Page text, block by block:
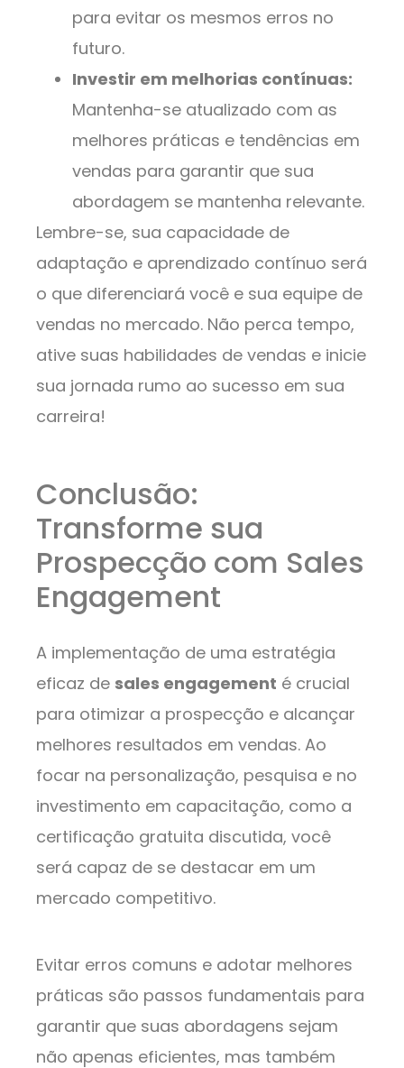
para evitar os mesmos erros no
futuro.
Investir em melhorias contínuas:
Mantenha-se atualizado com as
melhores práticas e tendências em
vendas para garantir que sua
abordagem se mantenha relevante.
Lembre-se, sua capacidade de
adaptação e aprendizado contínuo será
o que diferenciará você e sua equipe de
vendas no mercado. Não perca tempo,
ative suas habilidades de vendas e inicie
sua jornada rumo ao sucesso em sua
carreira!
Conclusão:
Transforme sua
Prospecção com Sales
Engagement
A implementação de uma estratégia
eficaz de sales engagement é crucial
para otimizar a prospecção e alcançar
melhores resultados em vendas. Ao
focar na personalização, pesquisa e no
investimento em capacitação, como a
certificação gratuita discutida, você
será capaz de se destacar em um
mercado competitivo.
Evitar erros comuns e adotar melhores
práticas são passos fundamentais para
garantir que suas abordagens sejam
não apenas eficientes, mas também